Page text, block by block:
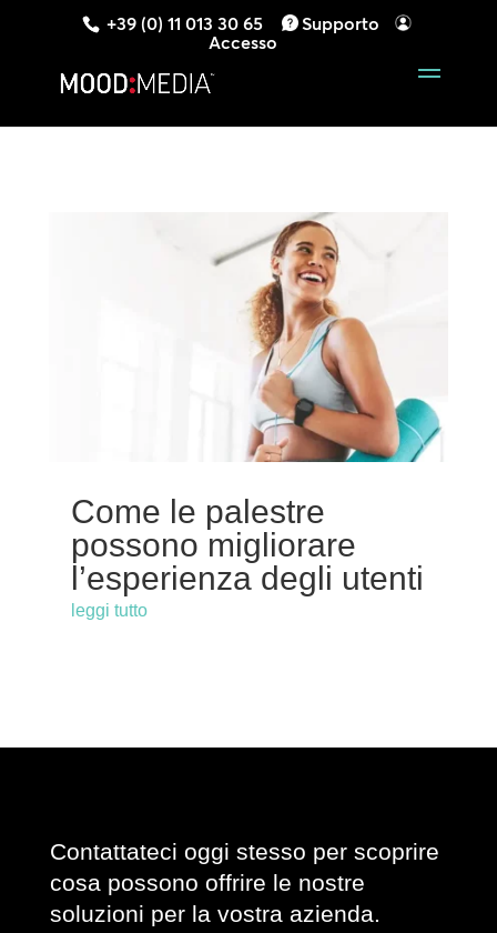
+39 (0) 11 013 30 65
Supporto
Accesso
Come le palestre
possono migliorare
l’esperienza degli utenti
leggi tutto
Contattateci oggi stesso per scoprire
cosa possono offrire le nostre
soluzioni per la vostra azienda.